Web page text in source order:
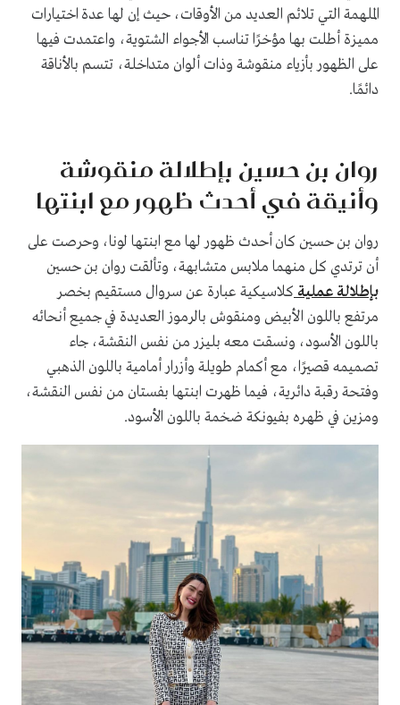
الملهمة التي تلائم العديد من الأوقات، حيث إن لها عدة اختيارات
مميزة أطلت بها مؤخرًا تناسب الأجواء الشتوية، واعتمدت فيها
على الظهور بأزياء منقوشة وذات ألوان متداخلة، تتسم بالأناقة
دائمًا.
روان بن حسين بإطلالة منقوشة
وأنيقة في أحدث ظهور مع ابنتها
روان بن حسين كان أحدث ظهور لها مع ابنتها لونا، وحرصت على
أن ترتدي كل منهما ملابس متشابهة، وتألقت روان بن حسين
بإطلالة عمليةكلاسيكية عبارة عن سروال مستقيم بخصر
مرتفع باللون الأبيض ومنقوش بالرموز العديدة في جميع أنحائه
باللون الأسود، ونسقت معه بليزر من نفس النقشة، جاء
تصميمه قصيرًا، مع أكمام طويلة وأزرار أمامية باللون الذهبي
وفتحة رقبة دائرية، فيما ظهرت ابنتها بفستان من نفس النقشة،
ومزين في ظهره بفيونكة ضخمة باللون الأسود.